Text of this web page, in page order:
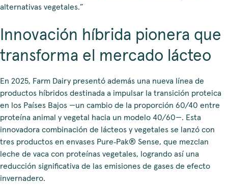
alternativas vegetales.”
Innovación híbrida pionera que
transforma el mercado lácteo
En 2025, Farm Dairy presentó además una nueva línea de
productos híbridos destinada a impulsar la transición proteica
en los Países Bajos —un cambio de la proporción 60/40 entre
proteína animal y vegetal hacia un modelo 40/60—. Esta
innovadora combinación de lácteos y vegetales se lanzó con
tres productos en envases Pure‑Pak® Sense, que mezclan
leche de vaca con proteínas vegetales, logrando así una
reducción significativa de las emisiones de gases de efecto
invernadero.